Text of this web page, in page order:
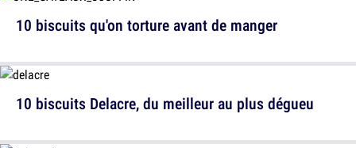
10 biscuits Delacre, du meilleur au plus dégueu
10 biscuits qu'on torture avant de manger